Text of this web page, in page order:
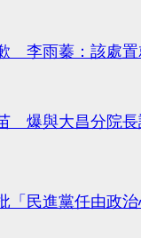
李雨蓁：該處置
爆與大昌分院
民進黨任由政